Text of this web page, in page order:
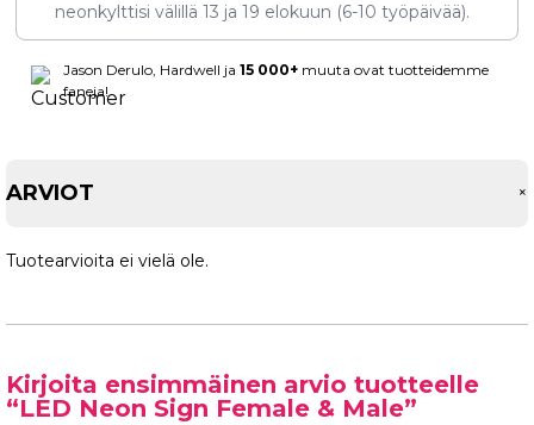
neonkylttisi välillä 13 ja 19 elokuun (6-10 työpäivää).
Jason Derulo, Hardwell ja 15 000+ muuta ovat tuotteidemme
faneja!
ARVIOT +
Tuotearvioita ei vielä ole.
Kirjoita ensimmäinen arvio tuotteelle
“LED Neon Sign Female & Male”